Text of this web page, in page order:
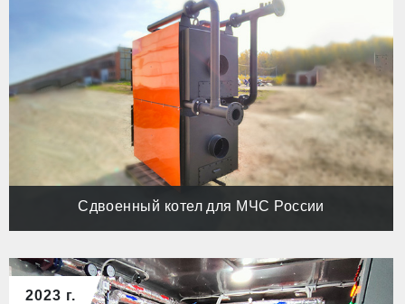
Cдвоенный котел для МЧС России
2023 г.